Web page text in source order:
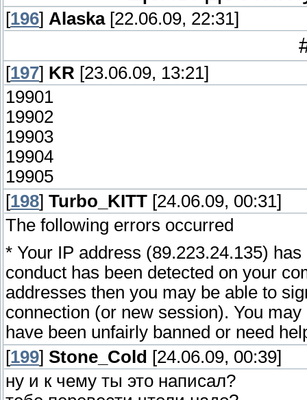
[196] Alaska[22.06.09, 22:31]
[197] KR [23.06.09, 13:21]
19901
19902
19903
19904
19905
[198] Turbo_KITT [24.06.09, 00:31]
The following errors occurred
* Your IP address (89.223.24.135)
conduct has been detected on your
addresses then you may be able to
connection (or new session). You
have been unfairly banned or need
[199] Stone_Cold [24.06.09, 00:39]
ну и к чему ты это написал?